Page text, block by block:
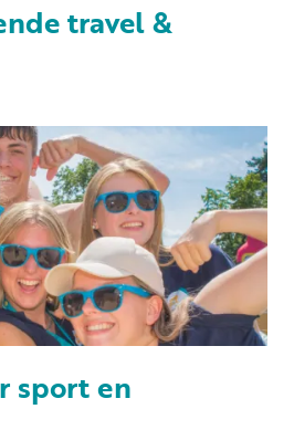
travel &
sport en